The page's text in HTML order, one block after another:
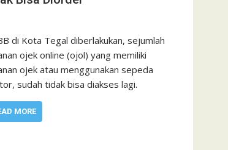
di Kota Tegal diberlakukan, sejumlah
ojek online (ojol) yang memiliki
ojek atau menggunakan sepeda
sudah tidak bisa diakses lagi.
MORE